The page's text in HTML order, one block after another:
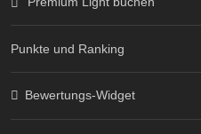
Punkte und Ranking
Bewertungs-Widget